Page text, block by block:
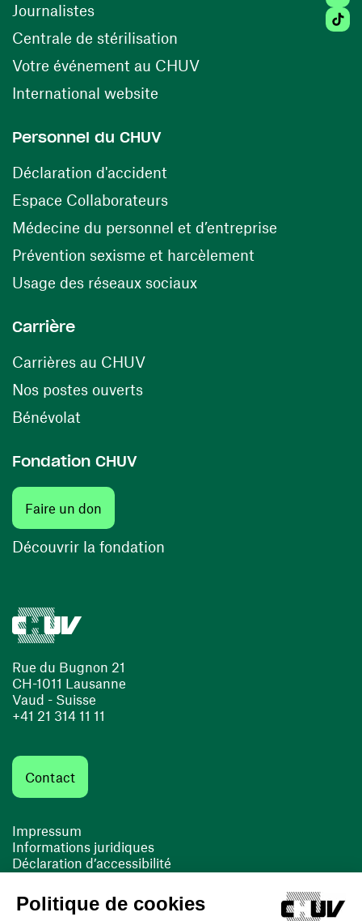
Rue du Bugnon 21
CH-1011 Lausanne
Vaud - Suisse
+41 21 314 11 11
Contact
Impressum
Informations juridiques
Déclaration d’accessibilité
Cookies
Journalistes
Centrale de stérilisation (ouvre une nouvelle
Votre événement au CHUV(ouvre une nouvelle
International website
Personnel du CHUV
Déclaration d'accident
Espace Collaborateurs(ouvre une nouvelle fenêtre)
Médecine du personnel et d’entreprise
Prévention sexisme et harcèlement
Usage des réseaux sociaux(ouvre une nouvelle
Carrière
Carrières au CHUV(ouvre une nouvelle fenêtre)
Nos postes ouverts(ouvre une nouvelle fenêtre)
Bénévolat
Fondation CHUV
Faire un don
Découvrir la fondation